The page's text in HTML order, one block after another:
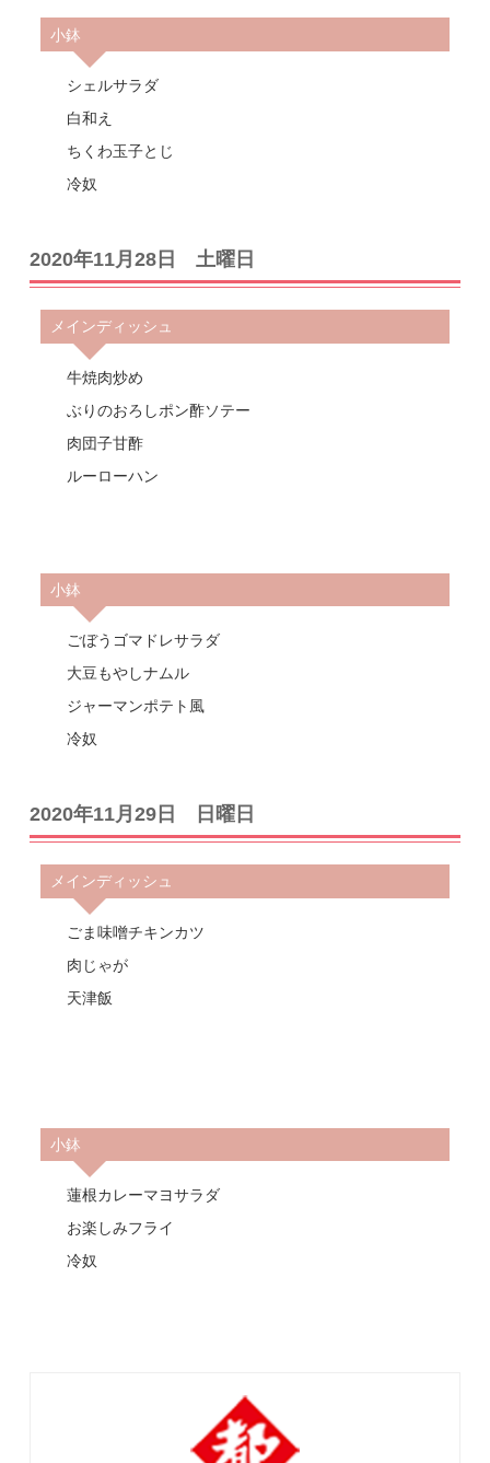
小鉢
シェルサラダ
白和え
ちくわ玉子とじ
冷奴
2020年11月28日 土曜日
メインディッシュ
牛焼肉炒め
ぶりのおろしポン酢ソテー
肉団子甘酢
ルーローハン
小鉢
ごぼうゴマドレサラダ
大豆もやしナムル
ジャーマンポテト風
冷奴
2020年11月29日 日曜日
メインディッシュ
ごま味噌チキンカツ
肉じゃが
天津飯
小鉢
蓮根カレーマヨサラダ
お楽しみフライ
冷奴